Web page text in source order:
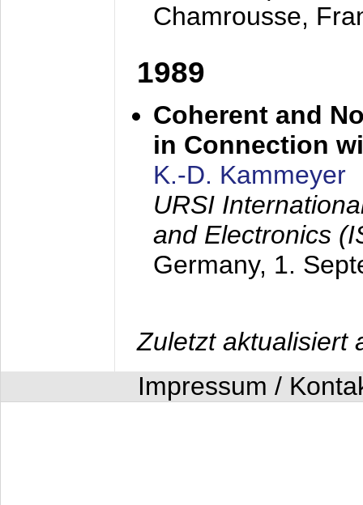
Chamrousse,
1989
Coherent and
in Connection
K.-D. Kammeyer
URSI
and Electronics
Germany, 1.
Zuletzt aktualisiert
Impressum /